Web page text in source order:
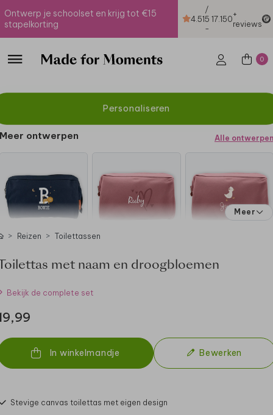
Ontwerp je schoolset en krijg tot €15
stapelkorting
4.51
/
5
-
17.150+
reviews
0
Personaliseren
Meer ontwerpen Alle ontwerpen
Meer
Reizen Toilettassen
met naam en droogbloemen
Bekijk de complete set
In winkelmandje Bewerken
Stevige canvas toilettas met eigen design